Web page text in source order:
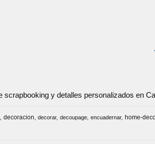
scrapbooking y detalles personalizados en
decoracion decorar decoupage encuadernar home-